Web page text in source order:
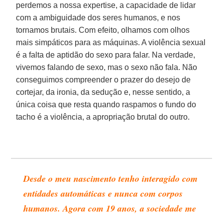
perdemos a nossa expertise, a capacidade de lidar
com a ambiguidade dos seres humanos, e nos
tornamos brutais. Com efeito, olhamos com olhos
mais simpáticos para as máquinas. A violência sexual
é a falta de aptidão do sexo para falar. Na verdade,
vivemos falando de sexo, mas o sexo não fala. Não
conseguimos compreender o prazer do desejo de
cortejar, da ironia, da sedução e, nesse sentido, a
única coisa que resta quando raspamos o fundo do
tacho é a violência, a apropriação brutal do outro.
Desde o meu nascimento tenho interagido com
entidades automáticas e nunca com corpos
humanos. Agora com 19 anos, a sociedade me